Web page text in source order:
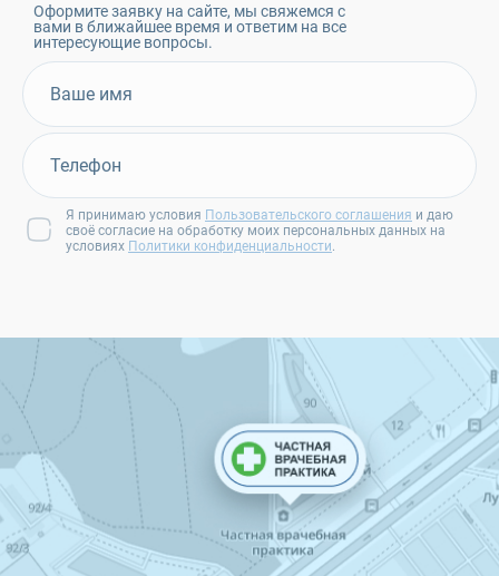
Оформите заявку на сайте, мы свяжемся с
вами в ближайшее время и ответим на все
интересующие вопросы.
Я принимаю условия Пользовательского соглашения и даю
своё согласие на обработку моих персональных данных на
условиях Политики конфиденциальности.